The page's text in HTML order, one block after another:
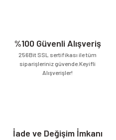
%100 Güvenli Alışveriş
256Bit SSL sertifikası ile tüm
siparişleriniz güvende.Keyifli
Alışverişler!
İade ve Değişim İmkanı